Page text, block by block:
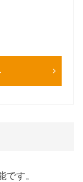
す。